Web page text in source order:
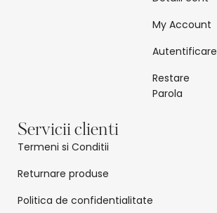
My Account
Autentificare
Restare
Parola
Servicii clienti
Termeni si Conditii
Returnare produse
Politica de confidentialitate